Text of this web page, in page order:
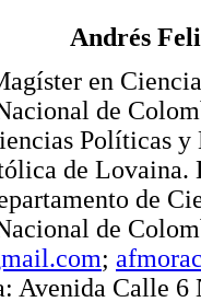
Andrés
en
de
Políticas y
de Lovaina.
de
de
;
Avenida Calle